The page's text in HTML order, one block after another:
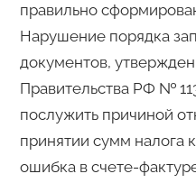
правильно
Нарушение порядка
документов,
Правительства РФ №
послужить причиной
принятии сумм налога
ошибка в счете-